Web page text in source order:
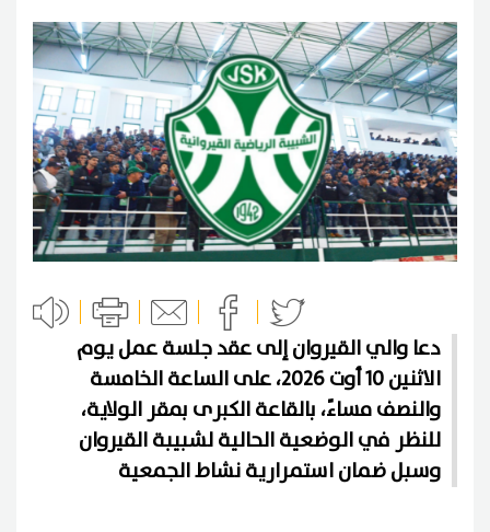
دعا والي القيروان إلى عقد جلسة عمل يوم
الاثنين 10 أوت 2026، على الساعة الخامسة
والنصف مساءً، بالقاعة الكبرى بمقر الولاية،
للنظر في الوضعية الحالية لشبيبة القيروان
وسبل ضمان استمرارية نشاط الجمعية